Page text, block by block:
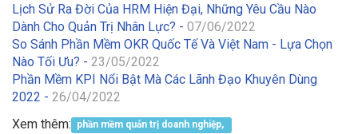
Lịch Sử Ra Đời Của HRM Hiện Đại, Những Yêu Cầu Nào
Dành Cho Quản Trị Nhân Lực? - 07/06/2022
So Sánh Phần Mềm OKR Quốc Tế Và Việt Nam - Lựa Chọn
Nào Tối Ưu? - 23/05/2022
Phần Mềm KPI Nổi Bật Mà Các Lãnh Đạo Khuyên Dùng
2022 - 26/04/2022
Xem thêm:
phần mềm quản trị doanh nghiệp,